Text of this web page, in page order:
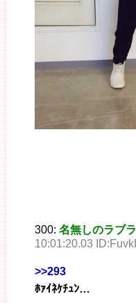
300: 名無しのラブ
10:01:20.03
>>293
ﾎｧｲﾈｹﾁｭﾝ…